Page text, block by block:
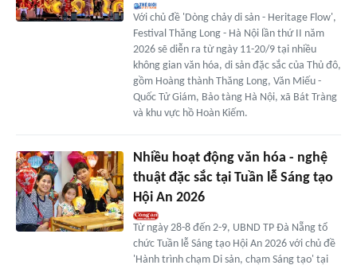
Với chủ đề 'Dòng chảy di sản - Heritage Flow',
Festival Thăng Long - Hà Nội lần thứ II năm
2026 sẽ diễn ra từ ngày 11-20/9 tại nhiều
không gian văn hóa, di sản đặc sắc của Thủ đô,
gồm Hoàng thành Thăng Long, Văn Miếu -
Quốc Tử Giám, Bảo tàng Hà Nội, xã Bát Tràng
và khu vực hồ Hoàn Kiếm.
Nhiều hoạt động văn hóa - nghệ
thuật đặc sắc tại Tuần lễ Sáng tạo
Hội An 2026
Từ ngày 28-8 đến 2-9, UBND TP Đà Nẵng tổ
chức Tuần lễ Sáng tạo Hội An 2026 với chủ đề
'Hành trình chạm Di sản, chạm Sáng tạo' tại